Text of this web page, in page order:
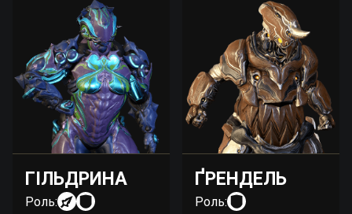
ГІЛЬДРИНА
Роль:
ҐРЕНДЕЛЬ
Роль: